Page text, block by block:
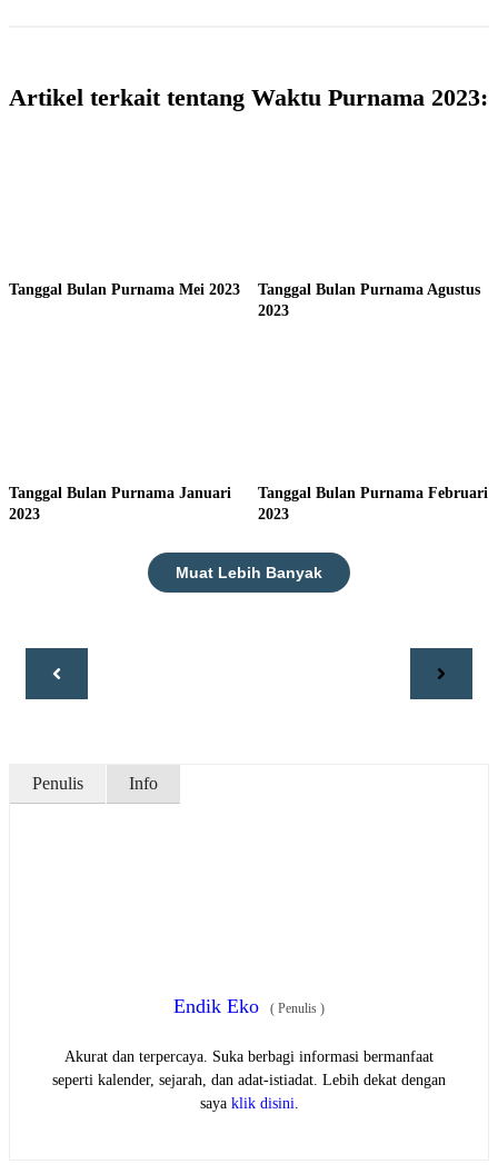
Artikel terkait tentang Waktu Purnama 2023:
Tanggal Bulan Purnama Mei 2023
Tanggal Bulan Purnama Agustus
2023
Tanggal Bulan Purnama Januari
2023
Tanggal Bulan Purnama Februari
2023
Muat Lebih Banyak
Penulis Info
Endik Eko ( Penulis )
Akurat dan terpercaya. Suka berbagi informasi bermanfaat
seperti kalender, sejarah, dan adat-istiadat. Lebih dekat dengan
saya klik disini